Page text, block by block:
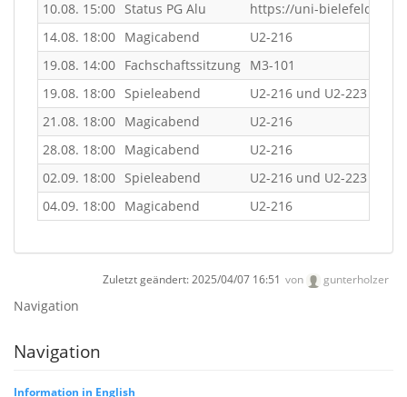
10.08. 15:00 Status PG Alu
https://uni-
14.08. 18:00 Magicabend
U2-216
19.08. 14:00 Fachschaftssitzung M3-101
19.08. 18:00 Spieleabend
U2-216 und U2-223
21.08. 18:00 Magicabend
U2-216
28.08. 18:00 Magicabend
U2-216
02.09. 18:00 Spieleabend
U2-216 und U2-223
04.09. 18:00 Magicabend U2-216
Zuletzt geändert:2025/04/07 16:51 von gunterholzer
Navigation
Navigation
Information in English